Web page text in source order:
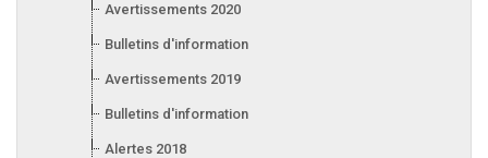
Avertissements 2020
Bulletins d'information 2020
Avertissements 2019
Bulletins d'information 2019
Alertes 2018